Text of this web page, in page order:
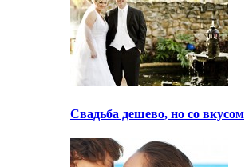
Свадьба дешево, но со вкусом